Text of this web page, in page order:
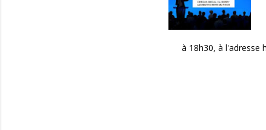
à 18h30, à l'adresse